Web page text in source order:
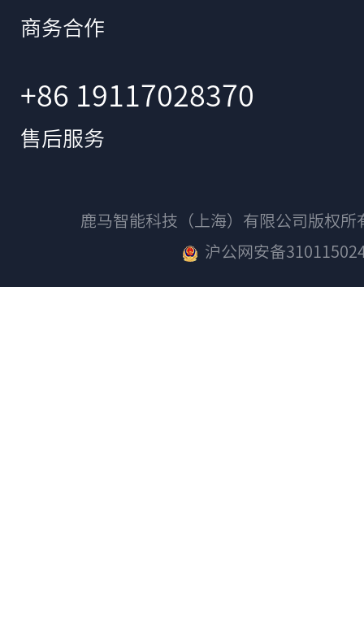
商务合作
+86 19117028370
售后服务
鹿马智能科技（上海）有限公司版权
沪公网安备